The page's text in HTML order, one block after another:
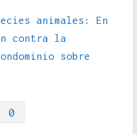
animales: En
contra la
sobre
0